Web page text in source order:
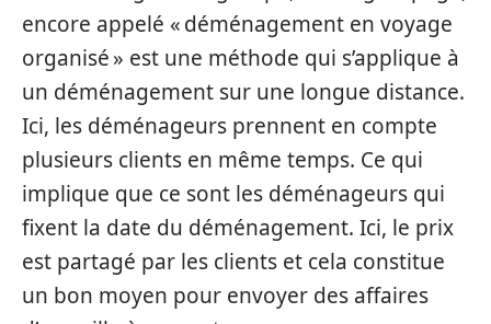
encore appelé « déménagement en voyage
organisé » est une méthode qui s’applique à
un déménagement sur une longue distance.
Ici, les déménageurs prennent en compte
plusieurs clients en même temps. Ce qui
implique que ce sont les déménageurs qui
fixent la date du déménagement. Ici, le prix
est partagé par les clients et cela constitue
un bon moyen pour envoyer des affaires